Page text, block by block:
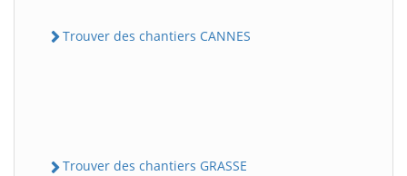
Trouver des chantiers CANNES
Trouver des chantiers GRASSE